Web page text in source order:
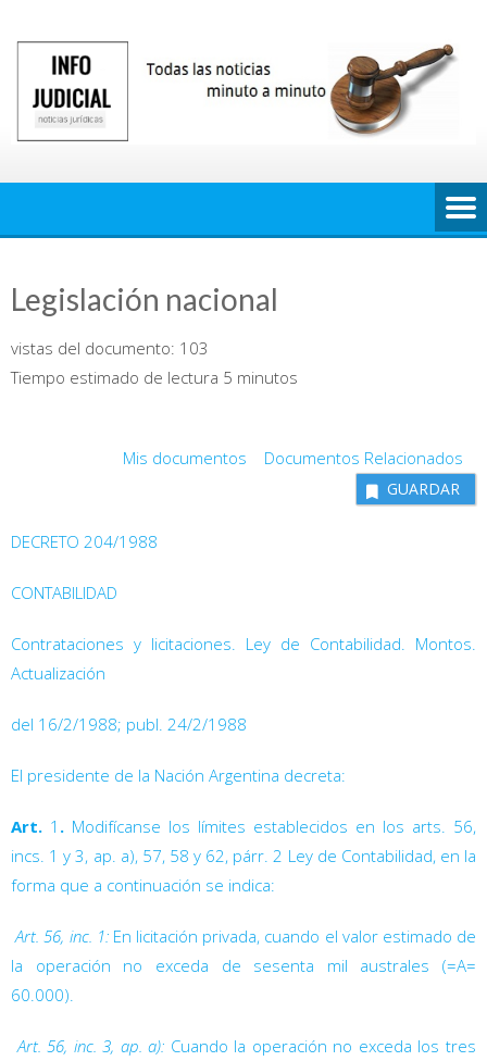
contenido
Legislación nacional
vistas del documento: 103
Tiempo estimado de lectura 5 minutos
Mis documentos Documentos Relacionados
GUARDAR
DECRETO 204/1988
CONTABILIDAD
Contrataciones y licitaciones. Ley de Contabilidad. Montos.
Actualización
del 16/2/1988; publ. 24/2/1988
El presidente de la Nación Argentina decreta:
Art. 1 . Modifícanse los límites establecidos en los arts. 56,
incs. 1 y 3, ap. a), 57, 58 y 62, párr. 2 Ley de Contabilidad, en la
forma que a continuación se indica:
Art. 56, inc. 1:En licitación privada, cuando el valor estimado de
la operación no exceda de sesenta mil australes (=A=
60.000).
Art. 56, inc. 3, ap. a): Cuando la operación no exceda los tres